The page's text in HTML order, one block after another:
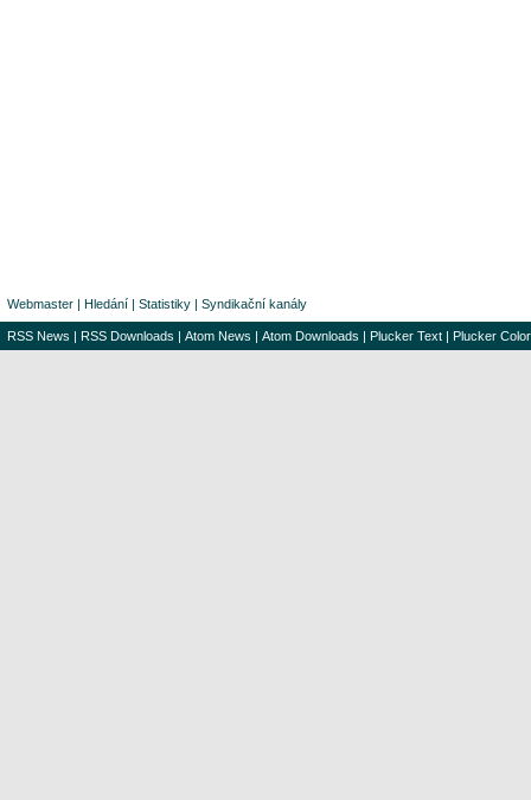
Webmaster | Hledání | Statistiky | Syndikační kanály
RSS News | RSS Downloads | Atom News | Atom Downloads | Plucker Text | Plucker Color